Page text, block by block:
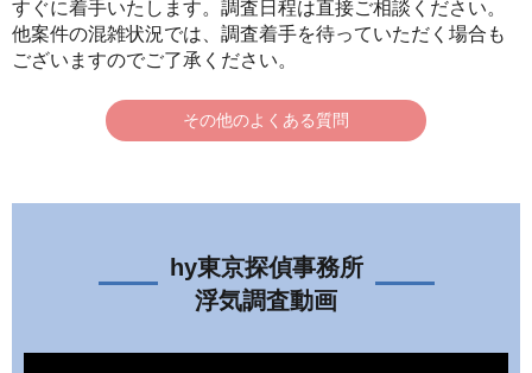
すぐに着手いたします。調査日程は直接ご相談ください。
他案件の混雑状況では、調査着手を待っていただく場合も
ございますのでご了承ください。
その他のよくある質問
hy東京探偵事務所
浮気調査動画